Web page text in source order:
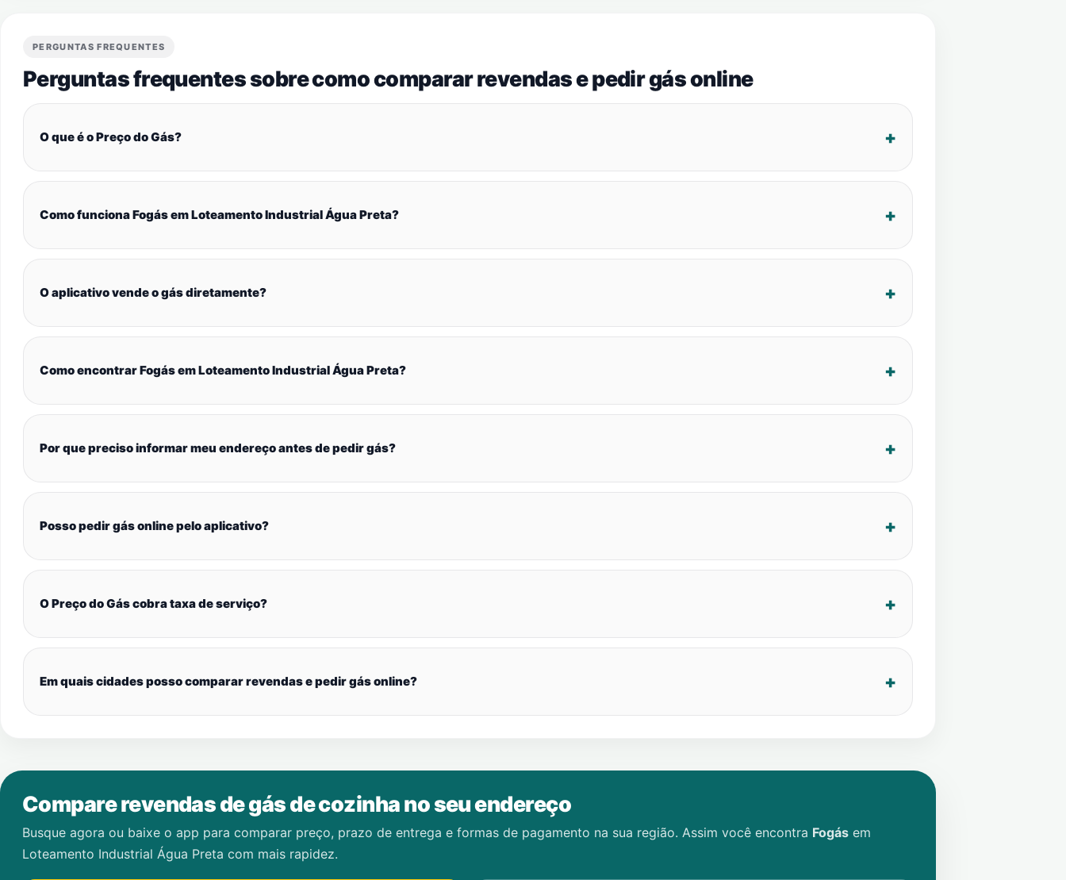
PERGUNTAS FREQUENTES
Perguntas frequentes sobre como comparar revendas e pedir gás online
O que é o Preço do Gás?
Como funciona Fogás em Loteamento Industrial Água Preta?
O aplicativo vende o gás diretamente?
Como encontrar Fogás em Loteamento Industrial Água Preta?
Por que preciso informar meu endereço antes de pedir gás?
Posso pedir gás online pelo aplicativo?
O Preço do Gás cobra taxa de serviço?
Em quais cidades posso comparar revendas e pedir gás online?
Compare revendas de gás de cozinha no seu endereço
Busque agora ou baixe o app para comparar preço, prazo de entrega e formas de pagamento na sua região. Assim você encontra Fogás em
Loteamento Industrial Água Preta com mais rapidez.